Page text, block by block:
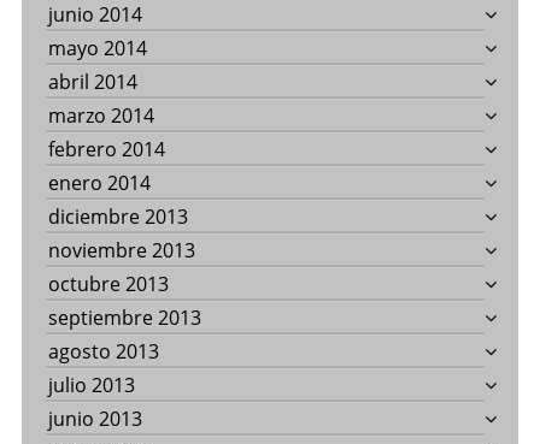
junio 2014
mayo 2014
abril 2014
marzo 2014
febrero 2014
enero 2014
diciembre 2013
noviembre 2013
octubre 2013
septiembre 2013
agosto 2013
julio 2013
junio 2013